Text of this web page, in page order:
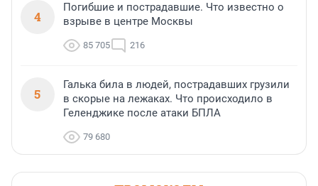
4
Погибшие и пострадавшие. Что известно о
взрыве в центре Москвы
85 705 216
5
Галька била в людей, пострадавших грузили
в скорые на лежаках. Что происходило в
Геленджике после атаки БПЛА
79 680